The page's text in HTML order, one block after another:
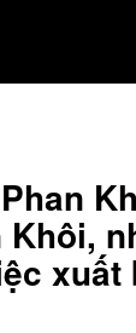
Khôi,
xuất